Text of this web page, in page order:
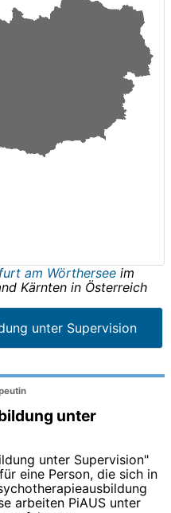
am Wörthersee im
Kärnten in Österreich
unter Supervision
unter
unter Supervision"
eine Person, die sich in
arbeiten PiAUS unter